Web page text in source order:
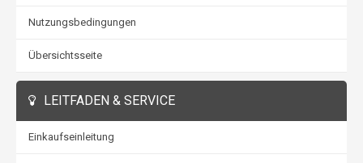
Nutzungsbedingungen
Übersichtsseite
LEITFADEN & SERVICE
Einkaufseinleitung